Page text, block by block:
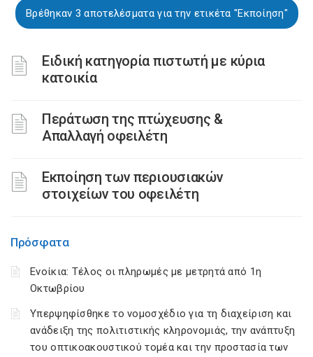
Βρέθηκαν 3 αποτελέσματα για την ετικέτα "Εκποίηση"
Ειδική κατηγορία πιστωτή με κύρια
κατοικία
Περάτωση της πτώχευσης &
Απαλλαγή οφειλέτη
Εκποίηση των περιουσιακών
στοιχείων του οφειλέτη
Πρόσφατα
Ενοίκια: Τέλος οι πληρωμές με μετρητά από 1η
Οκτωβρίου
Υπερψηφίσθηκε το νομοσχέδιο για τη διαχείριση και
ανάδειξη της πολιτιστικής κληρονομιάς, την ανάπτυξη
του οπτικοακουστικού τομέα και την προστασία των